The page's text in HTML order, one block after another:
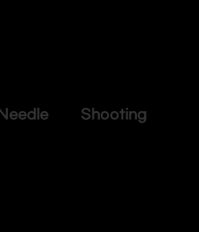
Shooting